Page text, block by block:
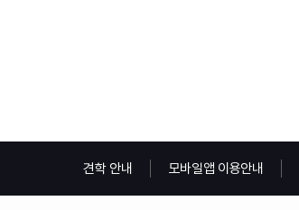
견학 안내 모바일앱 이용안내